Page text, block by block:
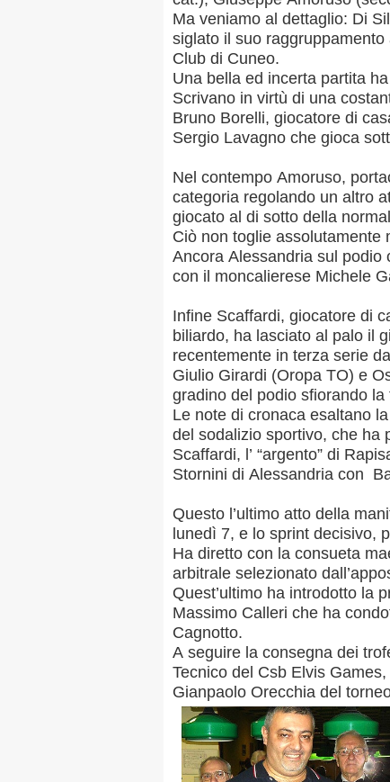
Ma veniamo al dettaglio: Di
siglato il suo
Club di Cuneo.
Una bella ed incerta partita
Scrivano in virtù di una
Bruno Borelli, giocatore di
Sergio Lavagno che gioca
Nel contempo Amoruso,
categoria regolando un altro
giocato al di sotto della
Ciò non toglie assolutamente
Ancora Alessandria sul podio
con il moncalierese Michele
Infine Scaffardi, giocatore di
biliardo, ha lasciato al palo il
recentemente in terza serie
Giulio Girardi (Oropa TO) e
gradino del podio sfiorando la
Le note di cronaca esaltano
del sodalizio sportivo, che ha
Scaffardi, l’ “argento” di
Stornini di Alessandria con
Questo l’ultimo atto della
lunedì 7, e lo sprint decisivo,
Ha diretto con la consueta
arbitrale selezionato
Quest’ultimo ha introdotto la
Massimo Calleri che ha
Cagnotto.
A seguire la consegna dei
Tecnico del Csb Elvis
Gianpaolo Orecchia del